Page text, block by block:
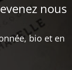
nous
bio et en